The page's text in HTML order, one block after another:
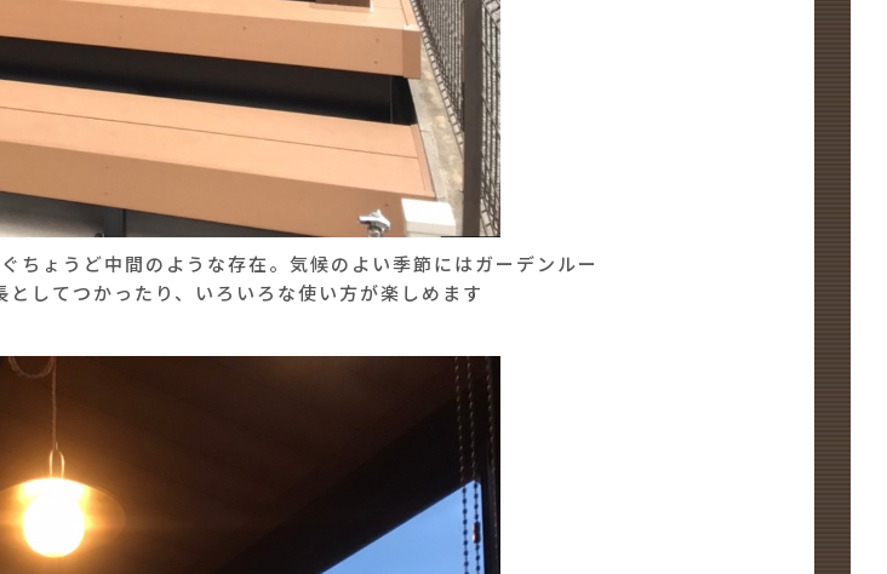
ちょうど中間のような存在。気候のよい季節にはガーデンルー
してつかったり、いろいろな使い方が楽しめます